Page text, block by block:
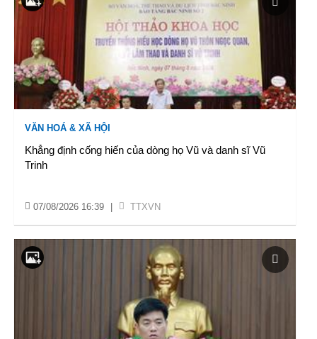
VĂN HOÁ & XÃ HỘI
Khẳng định cống hiến của dòng họ Vũ và danh sĩ Vũ
Trinh
07/08/2026 16:39 TTXVN